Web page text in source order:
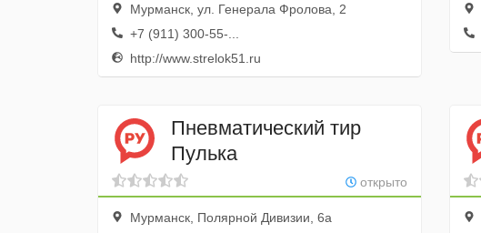
Мурманск, ул. Генерала Фролова, 2
+7 (911) 300-55-...
http://www.strelok51.ru
Пневматический тир
Пулька
открыто
Мурманск, Полярной Дивизии, 6а